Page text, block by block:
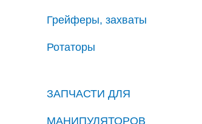
Грейферы, захваты
Ротаторы
ЗАПЧАСТИ ДЛЯ
МАНИПУЛЯТОРОВ